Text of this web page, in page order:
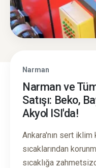
Narman
Narman ve
Satışı: Beko,
Akyol ISI'da!
Ankara'nın sert iklim
sıcaklarından
sıcaklığa